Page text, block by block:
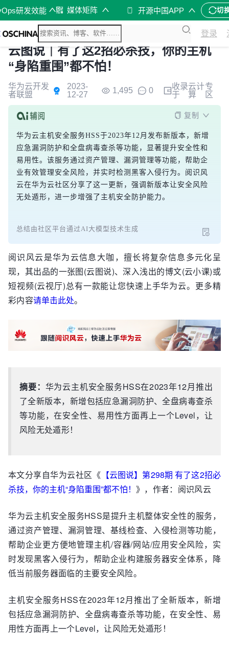
研发效能 媒体矩阵 开源中国APP 切
登录
云图说｜有了这2招必杀技，你的主机
“身陷重围”都不怕！
华为云开发
者联盟
2023-
12-27
1,495 0
收录
于
云计
算
专
区
复制
华为云主机安全服务HSS于2023年12月发布新版本，新增
应急漏洞防护和全盘病毒查杀等功能，显著提升安全性和
易用性。该服务通过资产管理、漏洞管理等功能，帮助企
业有效管理安全风险，并实时检测黑客入侵行为。阅识风
云在华为云社区分享了这一更新，强调新版本让安全风险
无处遁形，进一步增强了主机安全防护能力。
总结由社区平台通过AI大模型技术生成
阅识风云是华为云信息大咖，擅长将复杂信息多元化呈
现，其出品的一张图(云图说)、深入浅出的博文(云小课)或
短视频(云视厅)总有一款能让您快速上手华为云。更多精
彩内容请单击此处。
摘要： 华为云主机安全服务HSS在2023年12月推出
了全新版本，新增包括应急漏洞防护、全盘病毒查杀
等功能，在安全性、易用性方面再上一个Level，让
风险无处遁形！
本文分享自华为云社区《 【云图说】第298期 有了这2招必
杀技，你的主机“身陷重围”都不怕！ 》，作者：阅识风云
华为云主机安全服务HSS是提升主机整体安全性的服务，
通过资产管理、漏洞管理、基线检查、入侵检测等功能，
帮助企业更方便地管理主机/容器/网站/应用安全风险，实
时发现黑客入侵行为，帮助企业构建服务器安全体系，降
低当前服务器面临的主要安全风险。
主机安全服务HSS在2023年12月推出了全新版本，新增
包括应急漏洞防护、全盘病毒查杀等功能，在安全性、易
用性方面再上一个Level，让风险无处遁形！